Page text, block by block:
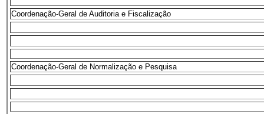
Coordenação-Geral de Auditoria e Fiscalização
Coordenação-Geral de Normalização e Pesquisa